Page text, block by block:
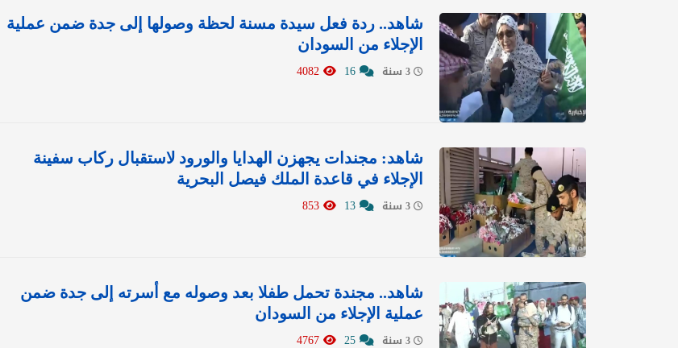
شاهد.. ردة فعل سيدة مسنة لحظة وصولها إلى جدة ضمن عملية
الإجلاء من السودان
شاهد: مجندات يجهزن الهدايا والورود لاستقبال ركاب سفينة
الإجلاء في قاعدة الملك فيصل البحرية
شاهد.. مجندة تحمل طفلا بعد وصوله مع أسرته إلى جدة ضمن
عملية الإجلاء من السودان